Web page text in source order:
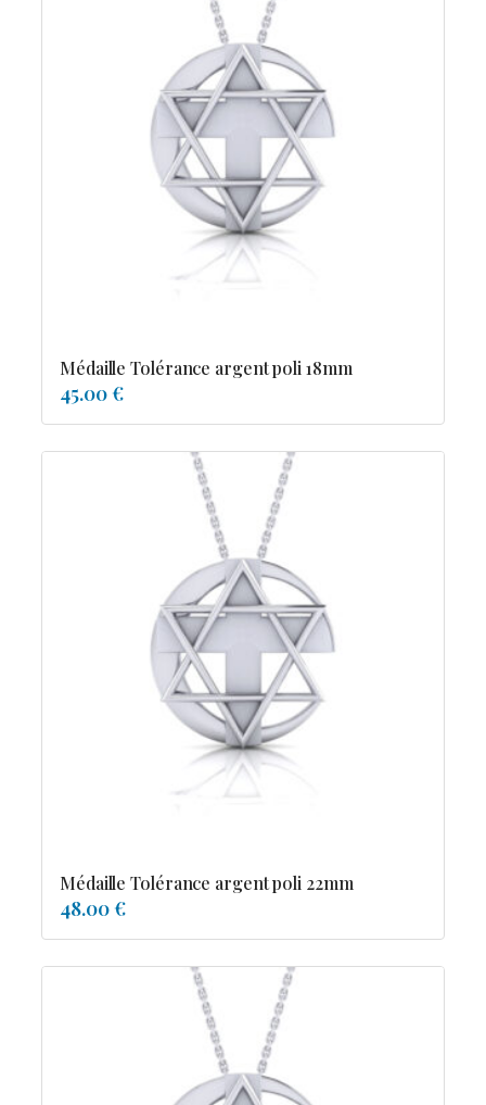
Médaille Tolérance argent poli 18mm
45.00 €
Médaille Tolérance argent poli 22mm
48.00 €